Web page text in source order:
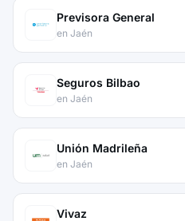
Previsora General
en Jaén
Seguros Bilbao
en Jaén
Unión Madrileña
en Jaén
Vivaz